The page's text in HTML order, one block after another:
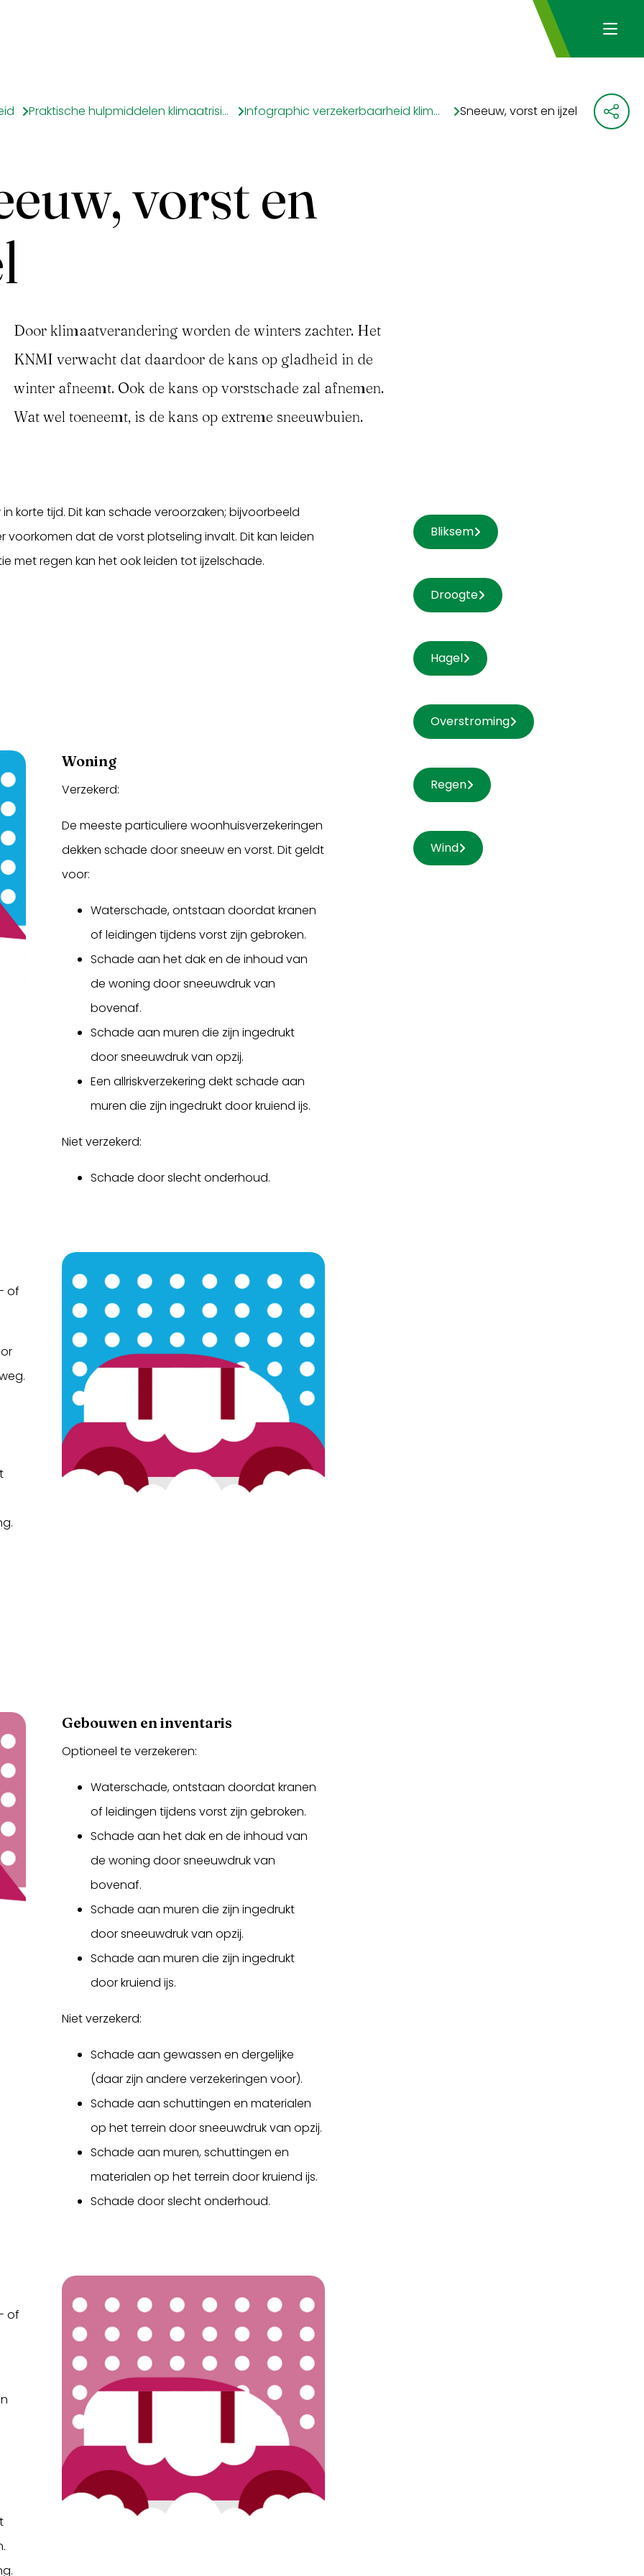
Praktische hulpmiddelen klimaatrisico's Infographic verzekerbaarheid klimaatrisico’s Sneeuw, vorst en ijzel
vorst en
Door klimaatverandering worden de winters zachter. Het
KNMI verwacht dat daardoor de kans op gladheid in de
winter afneemt. Ook de kans op vorstschade zal afnemen.
Wat wel toeneemt, is de kans op extreme sneeuwbuien.
korte tijd. Dit kan schade veroorzaken; bijvoorbeeld
dat de vorst plotseling invalt. Dit kan leiden
met regen kan het ook leiden tot ijzelschade.
Woning
Verzekerd:
De meeste particuliere woonhuisverzekeringen
dekken schade door sneeuw en vorst. Dit geldt
voor:
Waterschade, ontstaan doordat kranen
of leidingen tijdens vorst zijn gebroken.
Schade aan het dak en de inhoud van
de woning door sneeuwdruk van
bovenaf.
Schade aan muren die zijn ingedrukt
door sneeuwdruk van opzij.
Een allriskverzekering dekt schade aan
muren die zijn ingedrukt door kruiend ijs.
Niet verzekerd:
Schade door slecht onderhoud.
of
Gebouwen en inventaris
Optioneel te verzekeren:
Waterschade, ontstaan doordat kranen
of leidingen tijdens vorst zijn gebroken.
Schade aan het dak en de inhoud van
de woning door sneeuwdruk van
bovenaf.
Schade aan muren die zijn ingedrukt
door sneeuwdruk van opzij.
Schade aan muren die zijn ingedrukt
door kruiend ijs.
Niet verzekerd:
Schade aan gewassen en dergelijke
(daar zijn andere verzekeringen voor).
Schade aan schuttingen en materialen
op het terrein door sneeuwdruk van opzij.
Schade aan muren, schuttingen en
materialen op het terrein door kruiend ijs.
Schade door slecht onderhoud.
of
Bliksem
Droogte
Hagel
Overstroming
Regen
Wind